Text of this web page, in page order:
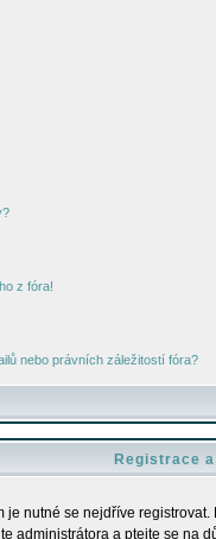
z fóra!
nebo právních záležitostí fóra?
Registrace
nutné se nejdříve
administrátora a ptejte se na